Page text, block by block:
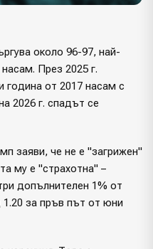
около 96-97, най-
През 2025 г.
година от 2017 насам с
2026 г. спадът се
заяви, че не е "загрижен"
му е "страхотна" –
допълнителен 1% от
1.20 за пръв път от юни